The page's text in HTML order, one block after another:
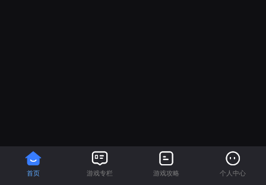
首页 游戏专栏 游戏攻略 个人中心